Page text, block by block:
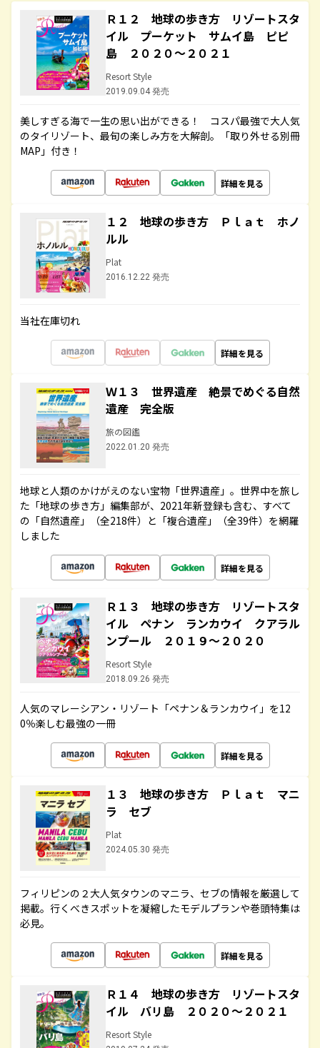
Ｒ１２ 地球の歩き方 リゾートスタ
イル プーケット サムイ島 ピピ
島 ２０２０～２０２１
Resort Style
2019.09.04 発売
美しすぎる海で一生の思い出ができる！ コスパ最強で大人気
のタイリゾート、最旬の楽しみ方を大解剖。「取り外せる別冊
MAP」付き！
詳細を見る
１２ 地球の歩き方 Ｐｌａｔ ホノ
ルル
Plat
2016.12.22 発売
当社在庫切れ
詳細を見る
Ｗ１３ 世界遺産 絶景でめぐる自然
遺産 完全版
旅の図鑑
2022.01.20 発売
地球と人類のかけがえのない宝物「世界遺産」。世界中を旅し
た「地球の歩き方」編集部が、2021年新登録も含む、すべて
の「自然遺産」（全218件）と「複合遺産」（全39件）を網羅
しました
詳細を見る
Ｒ１３ 地球の歩き方 リゾートスタ
イル ペナン ランカウイ クアラル
ンプール ２０１９～２０２０
Resort Style
2018.09.26 発売
人気のマレーシアン・リゾート「ペナン＆ランカウイ」を12
0％楽しむ最強の一冊
詳細を見る
１３ 地球の歩き方 Ｐｌａｔ マニ
ラ セブ
Plat
2024.05.30 発売
フィリピンの２大人気タウンのマニラ、セブの情報を厳選して
掲載。行くべきスポットを凝縮したモデルプランや巻頭特集は
必見。
詳細を見る
Ｒ１４ 地球の歩き方 リゾートスタ
イル バリ島 ２０２０～２０２１
Resort Style